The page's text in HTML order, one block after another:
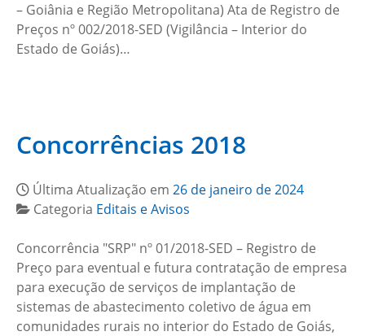
– Goiânia e Região Metropolitana) Ata de Registro de
Preços nº 002/2018-SED (Vigilância – Interior do
Estado de Goiás)…
Concorrências 2018
Última Atualização em 26 de janeiro de 2024
Categoria Editais e Avisos
Concorrência "SRP" nº 01/2018-SED – Registro de
Preço para eventual e futura contratação de empresa
para execução de serviços de implantação de
sistemas de abastecimento coletivo de água em
comunidades rurais no interior do Estado de Goiás,